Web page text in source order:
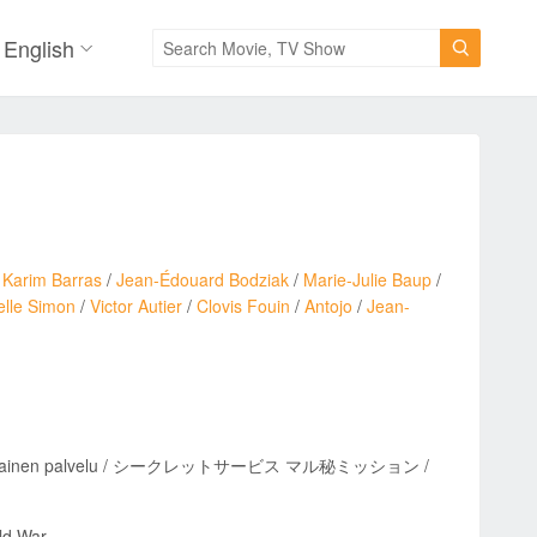

English
Karim Barras / Jean-Édouard Bodziak / Marie-Julie Baup /
Simon / Victor Autier / Clovis Fouin / Antojo / Jean-
palvelu / シークレットサービス マル秘ミッション /